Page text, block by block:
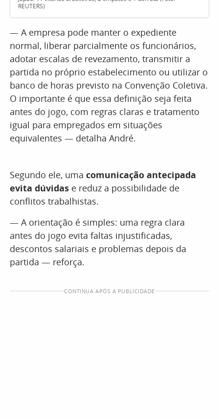
REUTERS)
— A empresa pode manter o expediente
normal, liberar parcialmente os funcionários,
adotar escalas de revezamento, transmitir a
partida no próprio estabelecimento ou utilizar o
banco de horas previsto na Convenção Coletiva.
O importante é que essa definição seja feita
antes do jogo, com regras claras e tratamento
igual para empregados em situações
equivalentes — detalha André.
Segundo ele, uma comunicação antecipada
evita dúvidas e reduz a possibilidade de
conflitos trabalhistas.
— A orientação é simples: uma regra clara
antes do jogo evita faltas injustificadas,
descontos salariais e problemas depois da
partida — reforça.
CONTINUA APÓS A PUBLICIDADE